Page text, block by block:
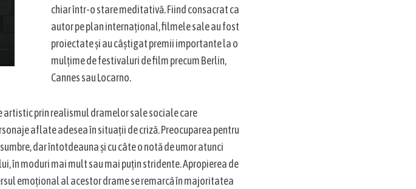
chiar într-o stare meditativă.Fiind consacrat ca
autor pe plan internațional, filmele sale au fost
proiectate și au câștigat premii importante la o
mulțime de festivaluri de film precum Berlin,
Cannes sau Locarno.
artistic prin realismul dramelor sale sociale care
aflate adesea în situații de criză. Preocuparea pentru
dar întotdeauna și cu câte o notă de umor atunci
în moduri mai mult sau mai puțin stridente. Apropierea de
emoțional al acestor drame se remarcă în majoritatea